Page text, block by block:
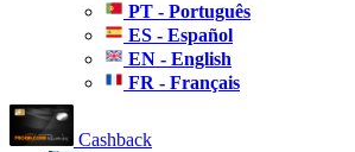
PT - Português
ES - Español
EN - English
FR - Français
Cashback